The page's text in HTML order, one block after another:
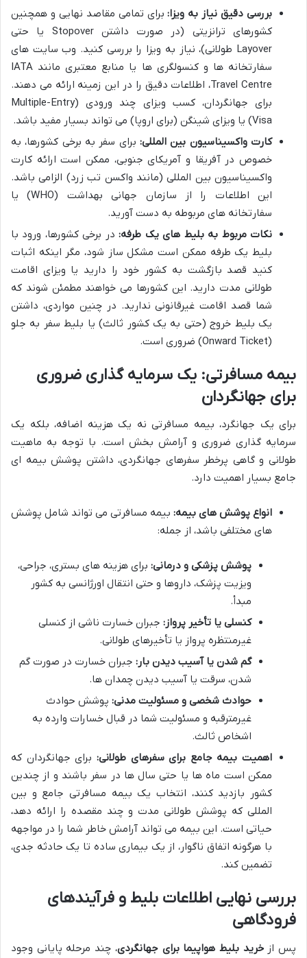
بررسی دقیق نیاز به ویزا:برای تمامی مقاصد نهایی و همچنین
کشورهای ترانزیتی (در صورت داشتن Stopover یا حتی
Layover طولانی)، نیاز به ویزا را بررسی کنید. وب سایت های
سفارتخانه ها و کنسولگری ها یا منابع معتبری مانند IATA
Travel Centre، اطلاعات دقیق را در این زمینه ارائه می دهند.
برای جهانگردان، کسب ویزای چند ورودی (Multiple-Entry
Visa) یا ویزای شینگن (برای اروپا) می تواند بسیار مفید باشد.
کارت واکسیناسیون بین المللی: برای سفر به برخی کشورها، به
خصوص در آفریقا و آمریکای جنوبی، ممکن است ارائه کارت
واکسیناسیون بین المللی (مانند واکسن تب زرد) الزامی باشد.
این اطلاعات را از سازمان جهانی بهداشت (WHO) یا
سفارتخانه های مربوطه به دست آورید.
نکات مربوط به بلیط های یک طرفه:در برخی کشورها، ورود با
بلیط یک طرفه ممکن است مشکل ساز شود، مگر اینکه اثبات
کنید قصد بازگشت به کشور خود را دارید یا ویزای اقامت
طولانی مدت دارید. این کشورها می خواهند مطمئن شوند که
شما قصد اقامت غیرقانونی ندارید. در چنین مواردی، داشتن
یک بلیط خروج (حتی به یک کشور ثالث) یا بلیط سفر به جلو
(Onward Ticket) ضروری است.
بیمه مسافرتی: یک سرمایه گذاری ضروری
برای جهانگردان
برای یک جهانگرد، بیمه مسافرتی نه یک هزینه اضافه، بلکه یک
سرمایه گذاری ضروری و آرامش بخش است. با توجه به ماهیت
طولانی و گاهی پرخطر سفرهای جهانگردی، داشتن پوشش بیمه ای
جامع بسیار اهمیت دارد.
انواع پوشش های بیمه: بیمه مسافرتی می تواند شامل پوشش
های مختلفی باشد، از جمله:
پوشش پزشکی و درمانی: برای هزینه های بستری، جراحی،
ویزیت پزشک، داروها و حتی انتقال اورژانسی به کشور
مبدأ.
کنسلی یا تأخیر پرواز: جبران خسارت ناشی از کنسلی
غیرمنتظره پرواز یا تأخیرهای طولانی.
گم شدن یا آسیب دیدن بار: جبران خسارت در صورت گم
شدن، سرقت یا آسیب دیدن چمدان ها.
حوادث شخصی و مسئولیت مدنی: پوشش حوادث
غیرمترقبه و مسئولیت شما در قبال خسارات وارده به
اشخاص ثالث.
اهمیت بیمه جامع برای سفرهای طولانی: برای جهانگردان که
ممکن است ماه ها یا حتی سال ها در سفر باشند و از چندین
کشور بازدید کنند، انتخاب یک بیمه مسافرتی جامع و بین
المللی که پوشش طولانی مدت و چند مقصده را ارائه دهد،
حیاتی است. این بیمه می تواند آرامش خاطر شما را در مواجهه
با هرگونه اتفاق ناگوار، از یک بیماری ساده تا یک حادثه جدی،
تضمین کند.
بررسی نهایی اطلاعات بلیط و فرآیندهای
فرودگاهی
پس ازخرید بلیط هواپیما برای جهانگردی، چند مرحله پایانی وجود